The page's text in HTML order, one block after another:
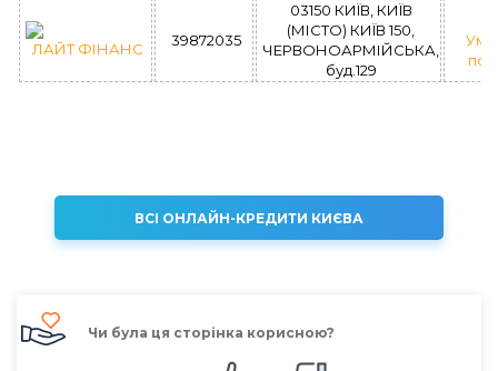
ЛАЙТ ФІНАНС 39872035
03150 КИЇВ, КИЇВ
(МІСТО) КИЇВ 150,
ЧЕРВОНОАРМІЙСЬКА,
буд.129
ВСІ ОНЛАЙН-КРЕДИТИ КИЄВА
Чи була ця сторінка корисною?